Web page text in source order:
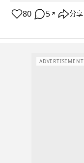
80 5 ↗ 分享
ADVERTISEMENT